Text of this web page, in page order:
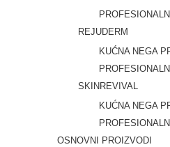
REJUDERM
KUĆNA NEGA
SKINREVIVAL
KUĆNA NEGA
OSNOVNI PROIZVODI